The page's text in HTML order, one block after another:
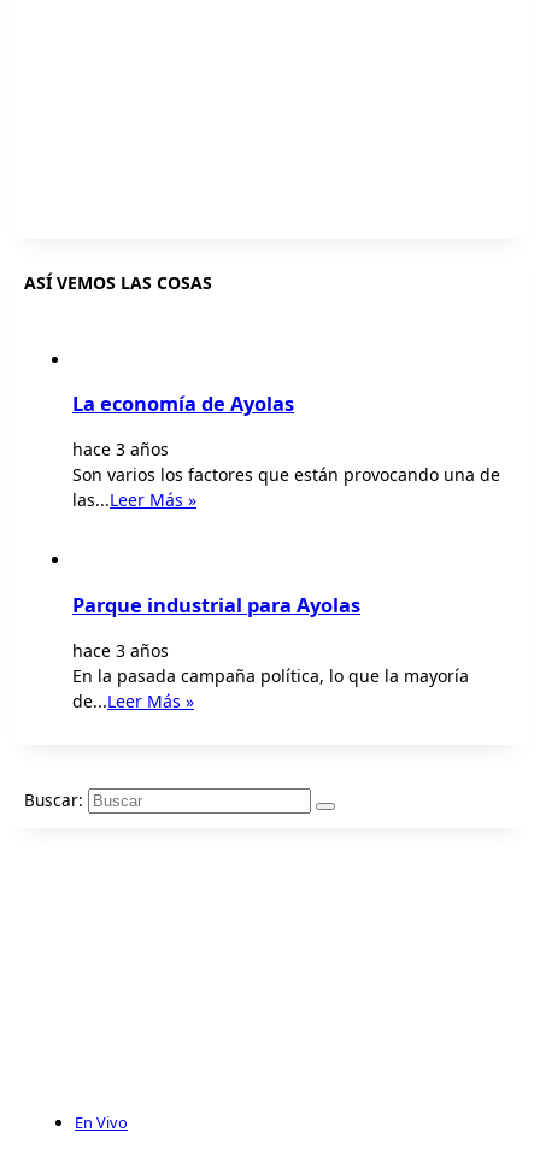
ASÍ VEMOS LAS COSAS
La economía de Ayolas
hace 3 años
Son varios los factores que están provocando una de
las...Leer Más »
Parque industrial para Ayolas
hace 3 años
En la pasada campaña política, lo que la mayoría
de...Leer Más »
Buscar:
En Vivo